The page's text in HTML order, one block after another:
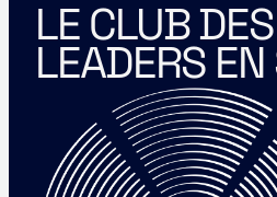
LE CLUB DES
LEADERS